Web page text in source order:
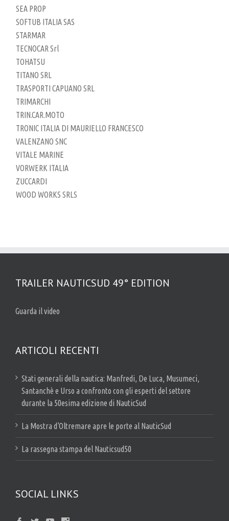
SEA PROP
SOFTUB ITALIA SAS
STARMAR
TECNOCAR Srl
TOHATSU
TITANO SRL
TRASPORTI CAPUANO SRL
TRIMARCHI
TRIN.CAR.MOTO
TRONIC ITALIA DI MAURIELLO FRANCESCO
VALENZANO SNC
VITALE MARINE
VORWERK ITALIA
ZUCCARDI
WOOD WORKS SRLS
TRAILER NAUTICSUD 49° EDITION
Guarda il video
ARTICOLI RECENTI
Stati generali della nautica: Manfredi, De Luca, Musumeci,
Santanchè e Urso a confronto con gli esperti del settore
durante la 50esima edizione di NauticSud
La Mostra d’Oltremare apre le porte al NauticSud
La rassegna stampa del Nauticsud50
SOCIAL LINKS